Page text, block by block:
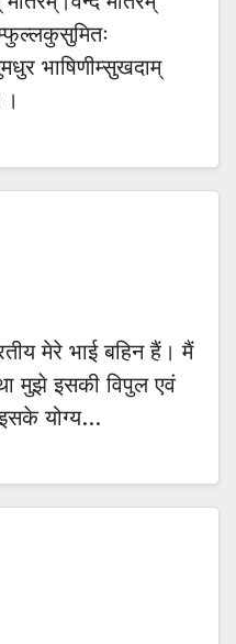
भाषिणीम्सुखदाम्
मेरे भाई बहिन हैं। मैं
मुझे इसकी विपुल एवं
इसके योग्य…